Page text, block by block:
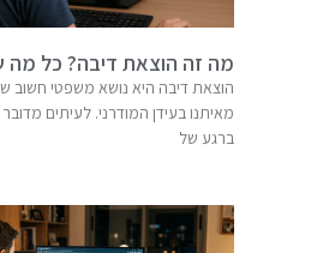
מה זה הוצאת דיבה? כל
הוצאת דיבה היא נושא משפטי חשוב
מאיתנו בעידן המודרני. לעיתים
ברגע של